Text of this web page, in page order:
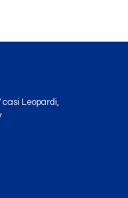
Leopardi,